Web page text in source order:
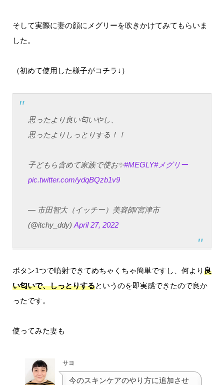
そして実際に妻の顔にメグリーを吹きかけてみてもらいま
した。
（初めて使用した様子がコチラ↓）
思ったより良い匂いやし、
思ったよりしっとりする！！
子どもら含めて家族で使お✨#MEGLY#メグリー
pic.twitter.com/ydqBQzb1v9
— 市田智大（イッチー）美容師/宮津市
(@itchy_ddy) April 27, 2022
ボタン1つで噴射できてめちゃくちゃ簡単ですし、何より良
い匂いで、しっとりするというのを即実感できたので良か
ったです。
使ってみた妻も
サヨ
今のスキンケアのやり方に追加させ